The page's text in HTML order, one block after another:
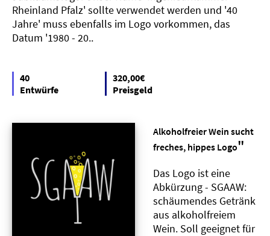
Rheinland Pfalz' sollte verwendet werden und '40
Jahre' muss ebenfalls im Logo vorkommen, das
Datum '1980 - 20..
40
Entwürfe
320,00€
Preisgeld
Alkoholfreier Wein sucht
freches, hippes Logo"
Das Logo ist eine
Abkürzung - SGAAW:
schäumendes Getränk
aus alkoholfreiem
Wein. Soll geeignet für